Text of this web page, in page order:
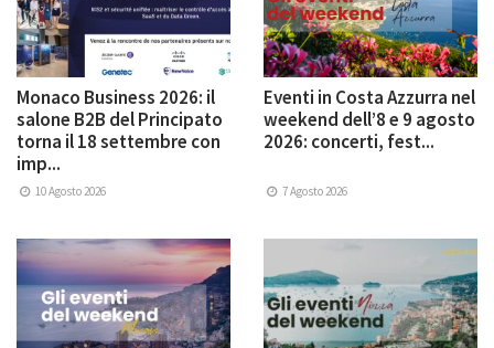
Monaco Business 2026: il
salone B2B del Principato
torna il 18 settembre con
imp...
10 Agosto 2026
Eventi in Costa Azzurra nel
weekend dell’8 e 9 agosto
2026: concerti, fest...
7 Agosto 2026